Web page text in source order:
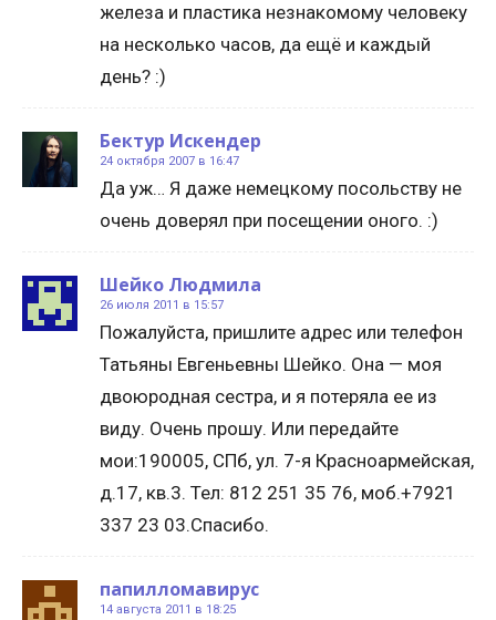
железа и пластика незнакомому человеку
на несколько часов, да ещё и каждый
день? :)
Бектур Искендер
24 октября 2007 в 16:47
Да уж… Я даже немецкому посольству не
очень доверял при посещении оного. :)
Шейко Людмила
26 июля 2011 в 15:57
Пожалуйста, пришлите адрес или телефон
Татьяны Евгеньевны Шейко. Она — моя
двоюродная сестра, и я потеряла ее из
виду. Очень прошу. Или передайте
мои:190005, СПб, ул. 7-я Красноармейская,
д.17, кв.3. Тел: 812 251 35 76, моб.+7921
337 23 03.Спасибо.
папилломавирус
14 августа 2011 в 18:25